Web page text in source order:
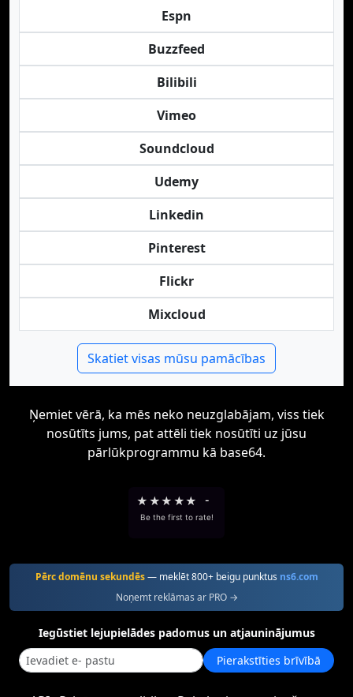
Espn
Buzzfeed
Bilibili
Vimeo
Soundcloud
Udemy
Linkedin
Pinterest
Flickr
Mixcloud
Skatiet visas mūsu pamācības
Ņemiet vērā, ka mēs neko neuzglabājam, viss tiek
nosūtīts jums, pat attēli tiek nosūtīti uz jūsu
pārlūkprogrammu kā base64.
★ ★★ ★★ -
Be the first to rate!
Pērc domēnu sekundēs— meklēt 800+ beigu punktus ns6.com
Noņemt reklāmas ar PRO →
Iegūstiet lejupielādes padomus un atjauninājumus
Pierakstīties brīvībā